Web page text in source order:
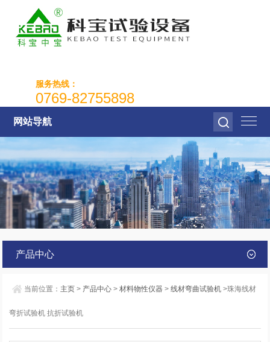
服务热线：
0769-82755898
网站导航
产品中心
当前位置： 主页 > 产品中心 >材料物性仪器 >线材弯曲试验机 >珠海线材
弯折试验机 抗折试验机